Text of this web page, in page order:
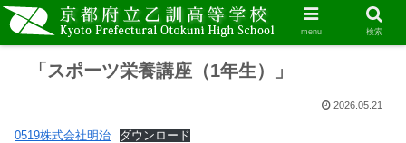
「スポーツ栄養講座（1年生）」
2026.05.21
0519株式会社明治 ダウンロード
menu 検索